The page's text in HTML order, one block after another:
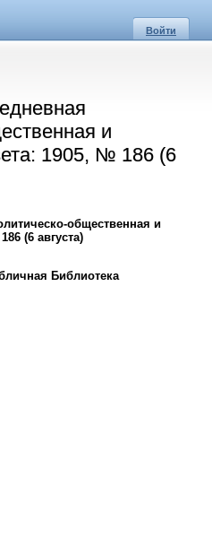
Войти
и
1905, № 186 (6
общественная и
(6 августа)
Библиотека